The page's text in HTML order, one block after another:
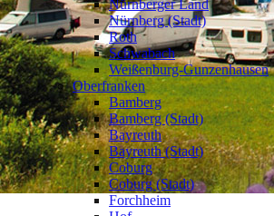
Nürnberger Land
Nürnberg (Stadt)
Roth
Schwabach
Weißenburg-Gunzenhausen
Oberfranken
Bamberg
Bamberg (Stadt)
Bayreuth
Bayreuth (Stadt)
Coburg
Coburg (Stadt)
Forchheim